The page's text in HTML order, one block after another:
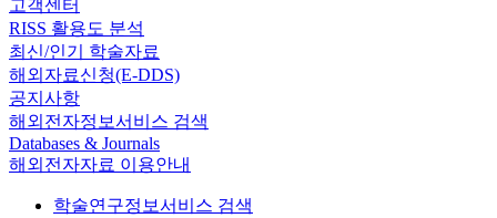
고객센터
RISS 활용도 분석
최신/인기 학술자료
해외자료신청(E-DDS)
공지사항
해외전자정보서비스 검색
Databases & Journals
해외전자자료 이용안내
학술연구정보서비스 검색